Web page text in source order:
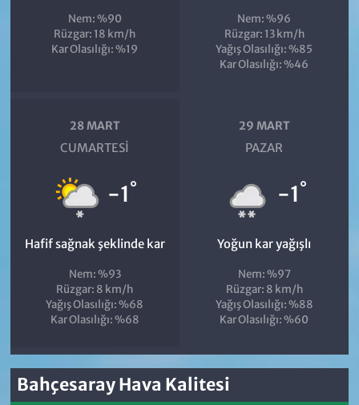
Nem: %90
Rüzgar: 18 km/h
Kar Olasılığı: %19
Nem: %96
Rüzgar: 13 km/h
Yağış Olasılığı: %85
Kar Olasılığı: %46
28 MART
CUMARTESI
-1°
Hafif sağnak şeklinde kar
Nem: %93
Rüzgar: 8 km/h
Yağış Olasılığı: %68
Kar Olasılığı: %68
29 MART
PAZAR
-1°
Yoğun kar yağışlı
Nem: %97
Rüzgar: 8 km/h
Yağış Olasılığı: %88
Kar Olasılığı: %60
Bahçesaray Hava Kalitesi